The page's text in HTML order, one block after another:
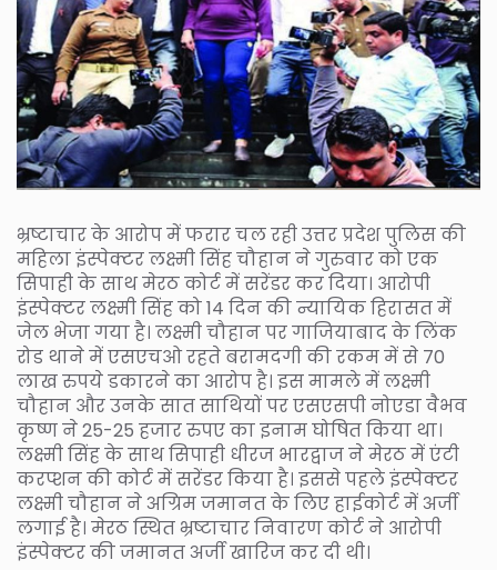
भ्रष्टाचार के आरोप में फरार चल रही उत्तर प्रदेश पुलिस की
महिला इंस्पेक्टर लक्ष्मी सिंह चौहान ने गुरुवार को एक
सिपाही के साथ मेरठ कोर्ट में सरेंडर कर दिया। आरोपी
इंस्पेक्टर लक्ष्मी सिंह को 14 दिन की न्यायिक हिरासत में
जेल भेजा गया है। लक्ष्मी चौहान पर गाजियाबाद के लिंक
रोड थाने में एसएचओ रहते बरामदगी की रकम में से 70
लाख रुपये डकारने का आरोप है। इस मामले में लक्ष्मी
चौहान और उनके सात साथियों पर एसएसपी नोएडा वैभव
कृष्ण ने 25-25 हजार रुपए का इनाम घोषित किया था।
लक्ष्मी सिंह के साथ सिपाही धीरज भारद्वाज ने मेरठ में एंटी
करप्शन की कोर्ट में सरेंडर किया है। इससे पहले इंस्पेक्टर
लक्ष्मी चौहान ने अग्रिम जमानत के लिए हाईकोर्ट में अर्जी
लगाई है। मेरठ स्थित भ्रष्टाचार निवारण कोर्ट ने आरोपी
इंस्पेक्टर की जमानत अर्जी खारिज कर दी थी।